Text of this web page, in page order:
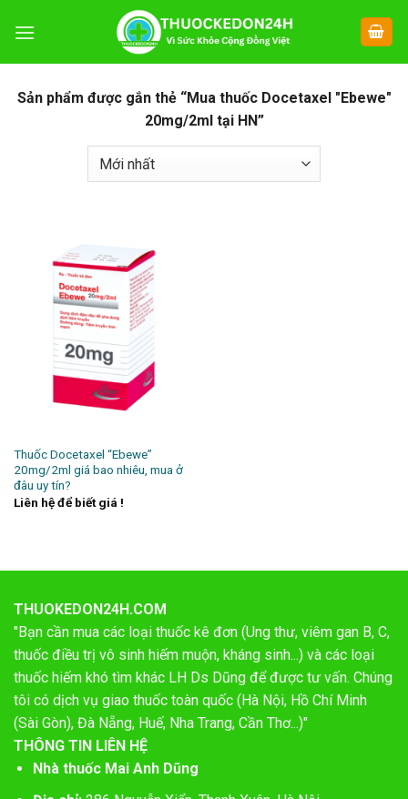
đến
Sản phẩm được gắn thẻ “Mua thuốc Docetaxel "Ebewe"
20mg/2ml tại HN”
Thuốc Docetaxel “Ebewe”
20mg/2ml giá bao nhiêu, mua ở
đâu uy tín?
Liên hệ để biết giá !
THUOKEDON24H.COM
"Bạn cần mua các loại thuốc kê đơn (Ung thư, viêm gan B, C,
thuốc điều trị vô sinh hiếm muộn, kháng sinh...) và các loại
thuốc hiếm khó tìm khác LH Ds Dũng để được tư vấn. Chúng
tôi có dịch vụ giao thuốc toàn quốc (Hà Nội, Hồ Chí Minh
(Sài Gòn), Đà Nẵng, Huế, Nha Trang, Cần Thơ...)"
THÔNG TIN LIÊN HỆ
Nhà thuốc Mai Anh Dũng